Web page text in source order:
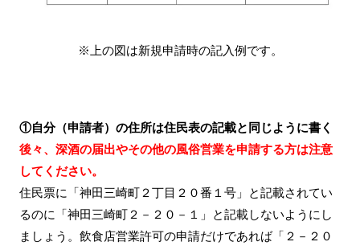
※上の図は新規申請時の記入例です。
①自分（申請者）の住所は住民表の記載と同じように書く
後々、深酒の届出やその他の風俗営業を申請する方は注意
してください。
住民票に「神田三崎町２丁目２０番１号」と記載されてい
るのに「神田三崎町２－２０－１」と記載しないようにし
ましょう。飲食店営業許可の申請だけであれば「２－２０